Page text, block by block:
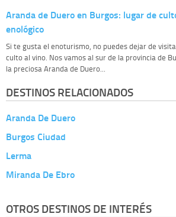
Aranda de Duero en Burgos: lugar de
enológico
Si te gusta el enoturismo, no puedes dejar de
culto al vino. Nos vamos al sur de la provincia de
la preciosa Aranda de Duero...
DESTINOS RELACIONADOS
Aranda De Duero
Burgos Ciudad
Lerma
Miranda De Ebro
OTROS DESTINOS DE INTERÉS